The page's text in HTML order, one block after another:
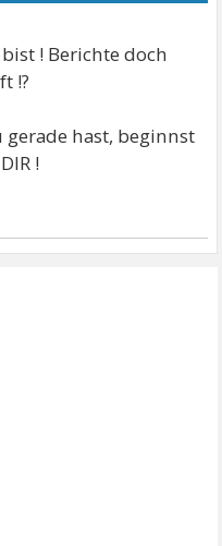
! Berichte doch
!?
gerade hast, beginnst
!